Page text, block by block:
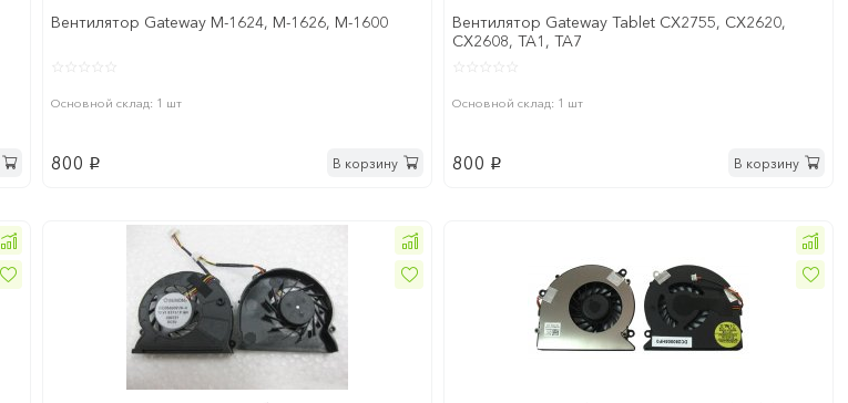
Вентилятор Gateway M-1624, M-1626, M-1600
Основной склад: 1 шт
800 p В корзину
Вентилятор Gateway Tablet CX2755, CX2620,
CX2608, TA1, TA7
Основной склад: 1 шт
800 p В корзину